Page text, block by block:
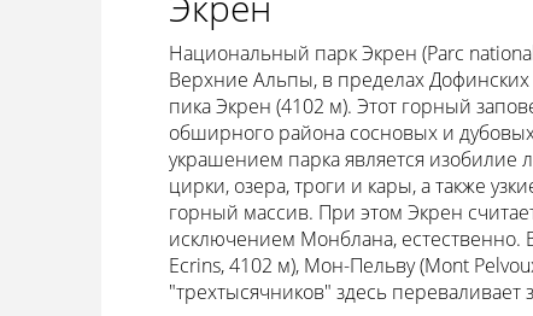
Национальный парк Экрен (Parc
Верхние Альпы, в пределах
пика Экрен (4102 м). Этот горный
обширного района сосновых и
украшением парка является
цирки, озера, троги и кары, а также
горный массив. При этом Экрен
исключением Монблана, естественно.
Ecrins, 4102 м), Мон-Пельву (Mont
"трехтысячников" здесь переваливает